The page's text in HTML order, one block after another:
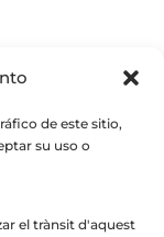
de este sitio,
su uso o
el trànsit d'aquest